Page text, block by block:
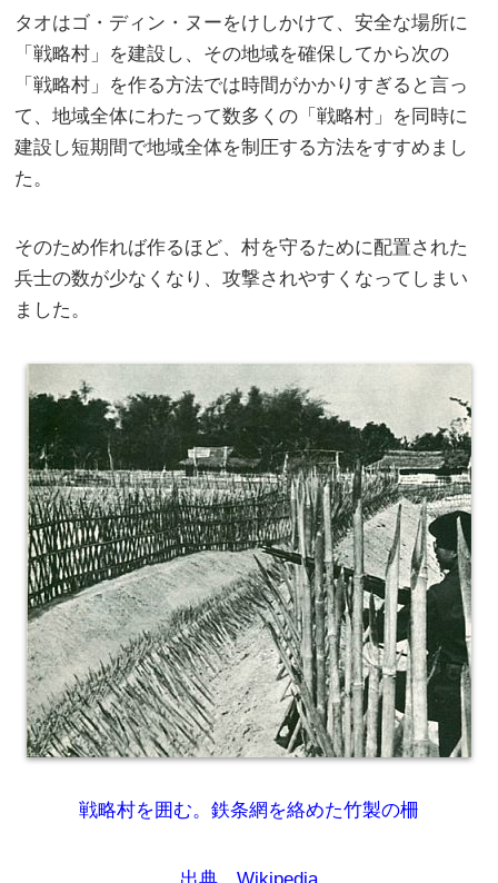
タオはゴ・ディン・ヌーをけしかけて、安全な場所に
「戦略村」を建設し、その地域を確保してから次の
「戦略村」を作る方法では時間がかかりすぎると言っ
て、地域全体にわたって数多くの「戦略村」を同時に
建設し短期間で地域全体を制圧する方法をすすめまし
た。
そのため作れば作るほど、村を守るために配置された
兵士の数が少なくなり、攻撃されやすくなってしまい
ました。
戦略村を囲む。鉄条網を絡めた竹製の柵